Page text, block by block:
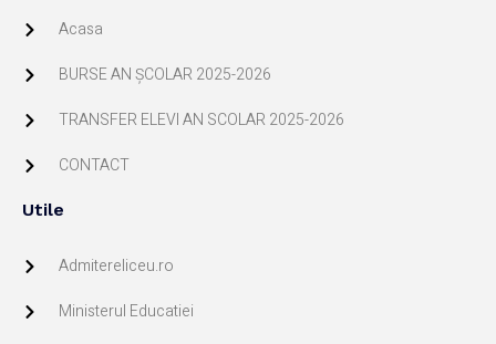
Acasa
BURSE AN ŞCOLAR 2025-2026
TRANSFER ELEVI AN SCOLAR 2025-2026
CONTACT
Utile
Admitereliceu.ro
Ministerul Educatiei